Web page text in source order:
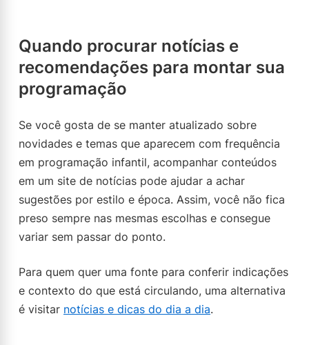
Quando procurar notícias e
recomendações para montar sua
programação
Se você gosta de se manter atualizado sobre
novidades e temas que aparecem com frequência
em programação infantil, acompanhar conteúdos
em um site de notícias pode ajudar a achar
sugestões por estilo e época. Assim, você não fica
preso sempre nas mesmas escolhas e consegue
variar sem passar do ponto.
Para quem quer uma fonte para conferir indicações
e contexto do que está circulando, uma alternativa
é visitar notícias e dicas do dia a dia.